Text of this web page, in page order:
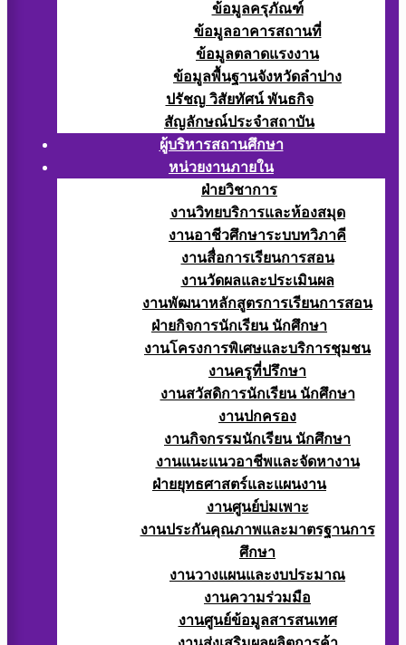
ข้อมูลครุภัณฑ์
ข้อมูลอาคารสถานที่
ข้อมูลตลาดแรงงาน
ข้อมูลพื้นฐานจังหวัดลำปาง
ปรัชญ วิสัยทัศน์ พันธกิจ
สัญลักษณ์ประจำสถาบัน
ผู้บริหารสถานศึกษา
หน่วยงานภายใน
ฝ่ายวิชาการ
งานวิทยบริการและห้องสมุด
งานอาชีวศึกษาระบบทวิภาคี
งานสื่อการเรียนการสอน
งานวัดผลและประเมินผล
งานพัฒนาหลักสูตรการเรียนการสอน
ฝ่ายกิจการนักเรียน นักศึกษา
งานโครงการพิเศษและบริการชุมชน
งานครูที่ปรึกษา
งานสวัสดิการนักเรียน นักศึกษา
งานปกครอง
งานกิจกรรมนักเรียน นักศึกษา
งานแนะแนวอาชีพและจัดหางาน
ฝ่ายยุทธศาสตร์และแผนงาน
งานศูนย์บ่มเพาะ
งานประกันคุณภาพและมาตรฐานการ
ศึกษา
งานวางแผนและงบประมาณ
งานความร่วมมือ
งานศูนย์ข้อมูลสารสนเทศ